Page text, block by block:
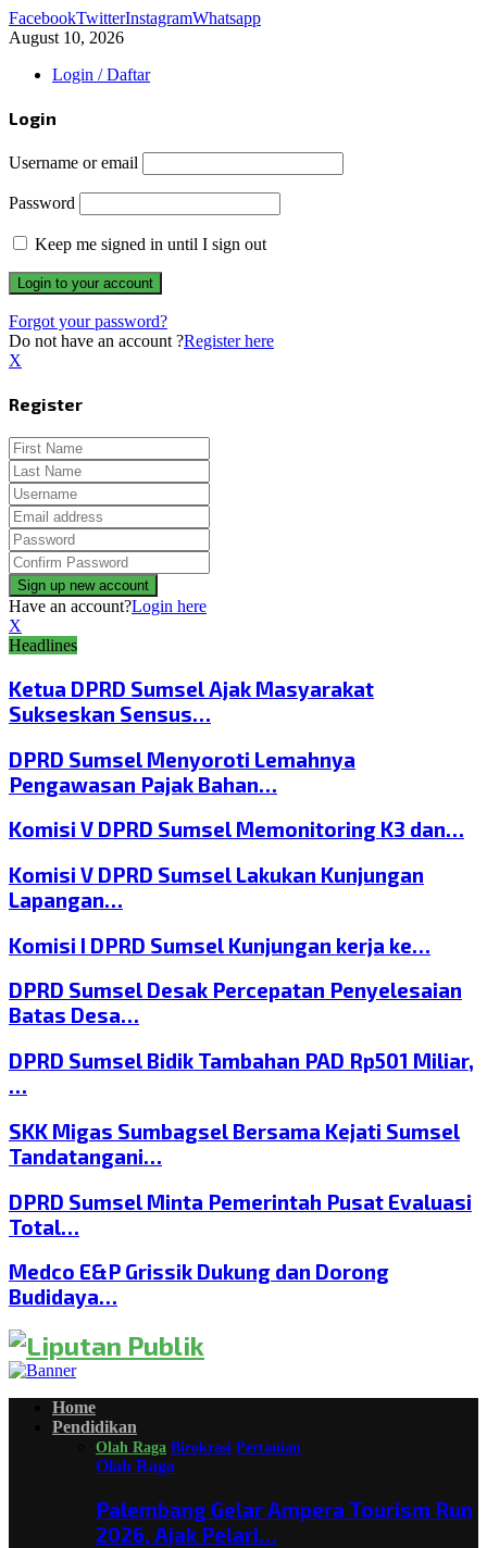
FacebookTwitterInstagramWhatsapp
August 10, 2026
Login / Daftar
Login
Username or email
Password
Keep me signed in until I sign out
Forgot your password?
Do not have an account ?Register here
X
Register
Have an account?Login here
X
Headlines
Ketua DPRD Sumsel Ajak Masyarakat
Sukseskan Sensus…
DPRD Sumsel Menyoroti Lemahnya
Pengawasan Pajak Bahan…
Komisi V DPRD Sumsel Memonitoring K3 dan…
Komisi V DPRD Sumsel Lakukan Kunjungan
Lapangan…
Komisi I DPRD Sumsel Kunjungan kerja ke…
DPRD Sumsel Desak Percepatan Penyelesaian
Batas Desa…
DPRD Sumsel Bidik Tambahan PAD Rp501 Miliar,
…
SKK Migas Sumbagsel Bersama Kejati Sumsel
Tandatangani…
DPRD Sumsel Minta Pemerintah Pusat Evaluasi
Total…
Medco E&P Grissik Dukung dan Dorong
Budidaya…
Home
Pendidikan
Olah Raga Birokrasi Pertanian
Olah Raga
Palembang Gelar Ampera Tourism Run
2026, Ajak Pelari…